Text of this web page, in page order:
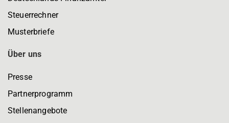
Steuerrechner
Musterbriefe
Über uns
Presse
Partnerprogramm
Stellenangebote